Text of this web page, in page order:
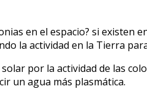
en el espacio? si
la actividad en la Tierra
por la actividad de las
un agua más plasmática.